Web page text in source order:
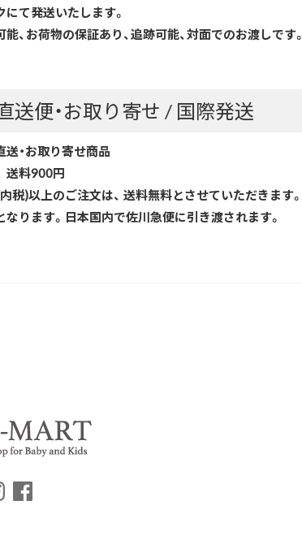
にて発送いたします。
能、お荷物の保証あり、追跡可能、対面でのお渡しです。
送便・お取り寄せ / 国際発送
・お取り寄せ商品
料900円
税)以上のご注文は、 送料無料とさせていただきます。
なります。日本国内で佐川急便に引き渡されます。